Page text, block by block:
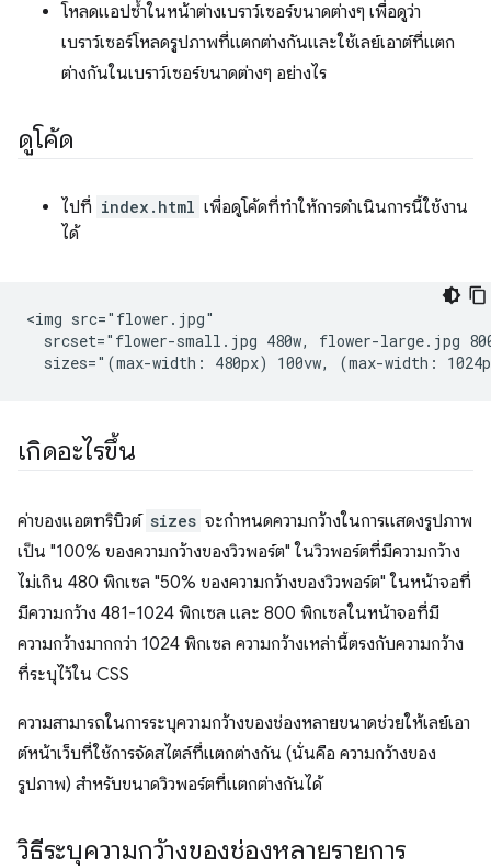
โหลดแอปซ้ำในหน้าต่างเบราว์เซอร์ขนาดต่างๆ เพื่อดูว่า
เบราว์เซอร์โหลดรูปภาพที่แตกต่างกันและใช้เลย์เอาต์ที่แตก
ต่างกันในเบราว์เซอร์ขนาดต่างๆ อย่างไร
ดูโค้ด
ไปที่ index.html เพื่อดูโค้ดที่ทำให้การดำเนินการนี้ใช้งาน
ได้
<img src="flower.jpg"
srcset="flower-small.jpg 480w, flower-large.jpg
เกิดอะไรขึ้น
ค่าของแอตทริบิวต์ sizes จะกําหนดความกว้างในการแสดงรูปภาพ
เป็น "100% ของความกว้างของวิวพอร์ต" ในวิวพอร์ตที่มีความกว้าง
ไม่เกิน 480 พิกเซล "50% ของความกว้างของวิวพอร์ต" ในหน้าจอที่
มีความกว้าง 481-1024 พิกเซล และ 800 พิกเซลในหน้าจอที่มี
ความกว้างมากกว่า 1024 พิกเซล ความกว้างเหล่านี้ตรงกับความกว้าง
ที่ระบุไว้ใน CSS
ความสามารถในการระบุความกว้างของช่องหลายขนาดช่วยให้เลย์เอา
ต์หน้าเว็บที่ใช้การจัดสไตล์ที่แตกต่างกัน (นั่นคือ ความกว้างของ
รูปภาพ) สำหรับขนาดวิวพอร์ตที่แตกต่างกันได้
วิธีระบุความกว้างของช่องหลายรายการ